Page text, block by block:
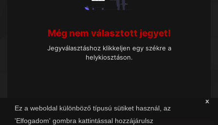
x
Ez a weboldal különböző típusú sütiket használ, az
'Elfogadom' gombra kattintással hozzájárulsz
Még nem választott jegyet!
Jegyválasztáshoz klikkeljen egy székre a
helykiosztáson.